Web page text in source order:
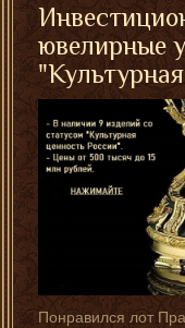
ювелирные
Понравился лот